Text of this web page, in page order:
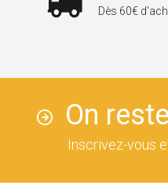
Dès 60€
On
Inscrivez-vous